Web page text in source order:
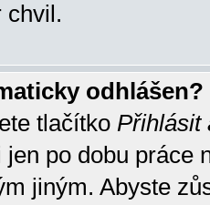
chvil.
odhlášen?
tlačítko Přihlásit
jen po dobu práce
jiným. Abyste